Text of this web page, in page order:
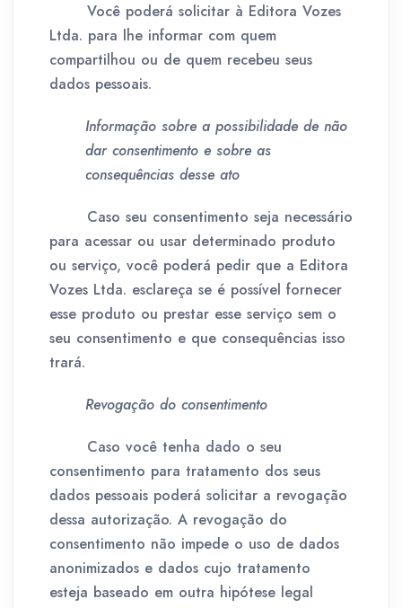
Você poderá solicitar à Editora Vozes
Ltda. para lhe informar com quem
compartilhou ou de quem recebeu seus
dados pessoais.
Informação sobre a possibilidade de não
dar consentimento e sobre as
consequências desse ato
Caso seu consentimento seja necessário
para acessar ou usar determinado produto
ou serviço, você poderá pedir que a Editora
Vozes Ltda. esclareça se é possível fornecer
esse produto ou prestar esse serviço sem o
seu consentimento e que consequências isso
trará.
Revogação do consentimento
Caso você tenha dado o seu
consentimento para tratamento dos seus
dados pessoais poderá solicitar a revogação
dessa autorização. A revogação do
consentimento não impede o uso de dados
anonimizados e dados cujo tratamento
esteja baseado em outra hipótese legal